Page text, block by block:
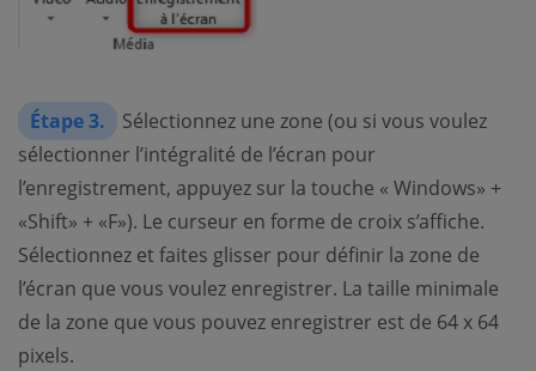
Étape 3.
Sélectionnez une zone (ou si vous voulez
sélectionner l’intégralité de l’écran pour
l’enregistrement, appuyez sur la touche « Windows» +
«Shift» + «F»). Le curseur en forme de croix s’affiche.
Sélectionnez et faites glisser pour définir la zone de
l’écran que vous voulez enregistrer. La taille minimale
de la zone que vous pouvez enregistrer est de 64 x 64
pixels.